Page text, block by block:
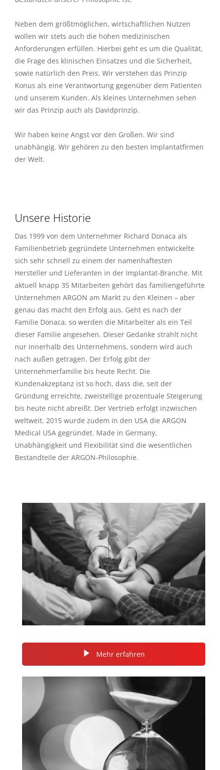
Neben dem größtmöglichen, wirtschaftlichen Nutzen
wollen wir stets auch die hohen medizinischen
Anforderungen erfüllen. Hierbei geht es um die Qualität,
die Frage des klinischen Einsatzes und die Sicherheit,
sowie natürlich den Preis. Wir verstehen das Prinzip
Konus als eine Verantwortung gegenüber dem Patienten
und unserem Kunden. Als kleines Unternehmen sehen
wir das Prinzip auch als Davidprinzip.
Wir haben keine Angst vor den Großen. Wir sind
unabhängig. Wir gehören zu den besten Implantatfirmen
der Welt.
Unsere Historie
Das 1999 von dem Unternehmer Richard Donaca als
Familienbetrieb gegründete Unternehmen entwickelte
sich sehr schnell zu einem der namenhaftesten
Hersteller und Lieferanten in der Implantat-Branche. Mit
aktuell knapp 35 Mitarbeiten gehört das familiengeführte
Unternehmen ARGON am Markt zu den Kleinen – aber
genau das macht den Erfolg aus. Geht es nach der
Familie Donaca, so werden die Mitarbeiter als ein Teil
dieser Familie angesehen. Dieser Gedanke strahlt nicht
nur innerhalb des Unternehmens, sondern wird auch
nach außen getragen. Der Erfolg gibt der
Unternehmerfamilie bis heute Recht. Die
Kundenakzeptanz ist so hoch, dass die, seit der
Gründung erreichte, zweistellige prozentuale Steigerung
bis heute nicht abreißt. Der Vertrieb erfolgt inzwischen
weltweit. 2015 wurde zudem in den USA die ARGON
Medical USA gegründet. Made in Germany,
Unabhängigkeit und Flexibilität sind die wesentlichen
Bestandteile der ARGON-Philosophie.
Mehr erfahren